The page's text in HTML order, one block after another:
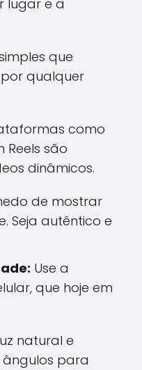
lugar e a
que
qualquer
como
Reels são
dinâmicos.
de mostrar
Seja autêntico e
Use a
que hoje em
natural e
ângulos para